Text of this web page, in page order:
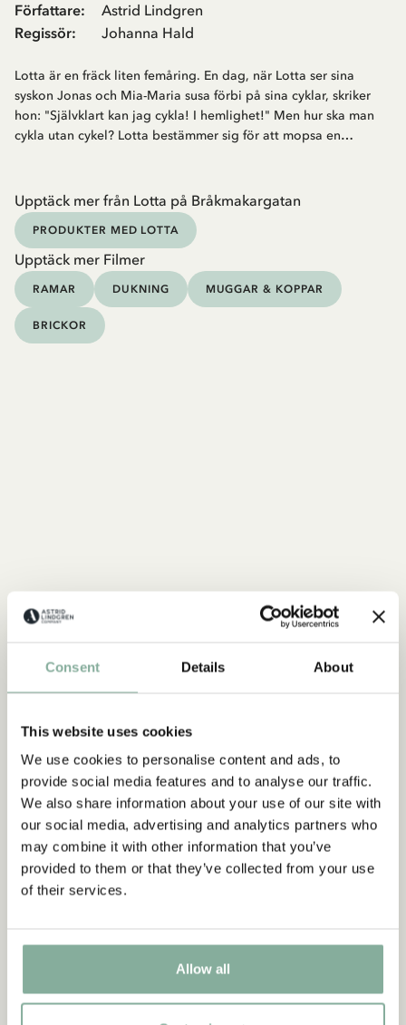
Consent Details About
This website uses cookies
We use cookies to personalise content and ads, to
provide social media features and to analyse our traffic.
We also share information about your use of our site with
our social media, advertising and analytics partners who
may combine it with other information that you’ve
provided to them or that they’ve collected from your use
of their services.
Allow all
Författare:
Astrid Lindgren
Regissör: Johanna Hald
Lotta är en fräck liten femåring. En dag, när Lotta ser sina
syskon Jonas och Mia-Maria susa förbi på sina cyklar, skriker
hon: "Självklart kan jag cykla! I hemlighet!" Men hur ska man
cykla utan cykel? Lotta bestämmer sig för att mopsa en…
Upptäck mer från Lotta på Bråkmakargatan
PRODUKTER MED LOTTA
Upptäck mer Filmer
RAMAR DUKNING MUGGAR & KOPPAR
BRICKOR
CITAT
“Det är konstigt med mej. Jag
kan så mycket!”
Lotta, ur Visst kan Lotta nästan allting